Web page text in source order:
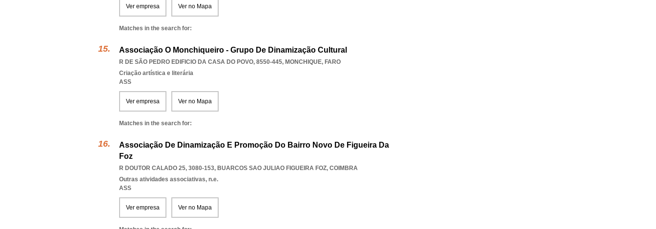
Ver empresa Ver no Mapa
Matches in the search for:
Associação O Monchiqueiro - Grupo De Dinamização Cultural
R DE SÃO PEDRO EDIFICIO DA CASA DO POVO, 8550-445, MONCHIQUE, FARO
Criação artística e literária
ASS
Ver empresa Ver no Mapa
Matches in the search for:
Associação De Dinamização E Promoção Do Bairro Novo De Figueira Da
Foz
R DOUTOR CALADO 25, 3080-153, BUARCOS SAO JULIAO FIGUEIRA FOZ, COIMBRA
Outras atividades associativas, n.e.
ASS
Ver empresa Ver no Mapa